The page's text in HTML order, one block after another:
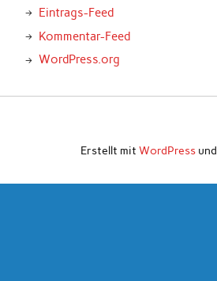
Eintrags-Feed
Kommentar-Feed
WordPress.org
Erstellt mit WordPressund